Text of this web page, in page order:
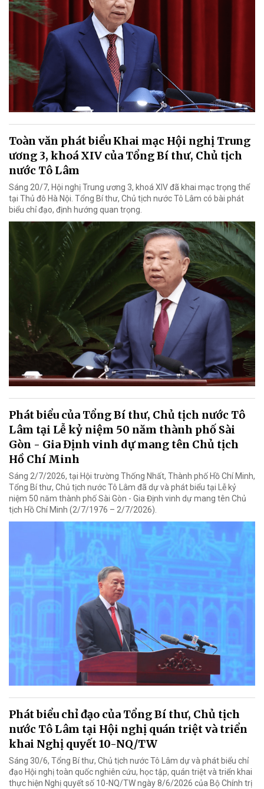
Toàn văn phát biểu Khai mạc Hội nghị Trung
ương 3, khoá XIV của Tổng Bí thư, Chủ tịch
nước Tô Lâm
Sáng 20/7, Hội nghị Trung ương 3, khoá XIV đã khai mạc trọng thể
tại Thủ đô Hà Nội. Tổng Bí thư, Chủ tịch nước Tô Lâm có bài phát
biểu chỉ đạo, định hướng quan trọng.
Phát biểu của Tổng Bí thư, Chủ tịch nước Tô
Lâm tại Lễ kỷ niệm 50 năm thành phố Sài
Gòn - Gia Định vinh dự mang tên Chủ tịch
Hồ Chí Minh
Sáng 2/7/2026, tại Hội trường Thống Nhất, Thành phố Hồ Chí Minh,
Tổng Bí thư, Chủ tịch nước Tô Lâm đã dự và phát biểu tại Lễ kỷ
niệm 50 năm thành phố Sài Gòn - Gia Định vinh dự mang tên Chủ
tịch Hồ Chí Minh (2/7/1976 – 2/7/2026).
Phát biểu chỉ đạo của Tổng Bí thư, Chủ tịch
nước Tô Lâm tại Hội nghị quán triệt và triển
khai Nghị quyết 10-NQ/TW
Sáng 30/6, Tổng Bí thư, Chủ tịch nước Tô Lâm dự và phát biểu chỉ
đạo Hội nghị toàn quốc nghiên cứu, học tập, quán triệt và triển khai
thực hiện Nghị quyết số 10-NQ/TW ngày 8/6/2026 của Bộ Chính trị